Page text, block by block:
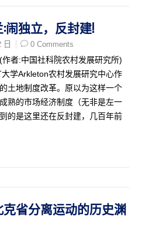
:闹独立，反封建!
日 0 Comments
者:中国社科院农村发展研究所)
学Arkleton农村发展研究中心作
土地制度改革。原以为这样一个
熟的市场经济制度（无非是左一
的是这里还在反封建，几百年前
克省分离运动的历史渊